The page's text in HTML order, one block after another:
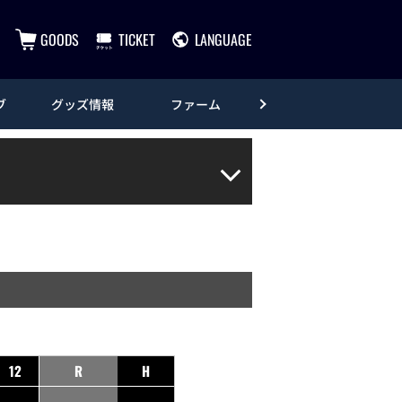
GOODS TICKET LANGUAGE
グッズ情報 ファーム
12 R H